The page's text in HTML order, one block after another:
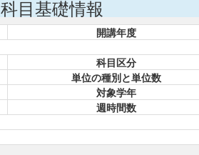
科目基礎情報
開講年度
科目区分
単位の種別と単位数
対象学年
週時間数